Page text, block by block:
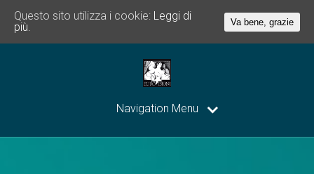
Navigation Menu
Questo sito utilizza i cookie: Leggi di
più.
Va bene, grazie